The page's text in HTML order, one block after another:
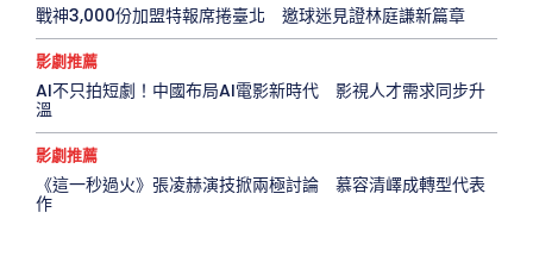
戰神3,000份加盟特報席捲臺北 邀球迷見證林庭謙新篇章
影劇推薦
AI不只拍短劇！中國布局AI電影新時代 影視人才需求同步升
溫
影劇推薦
《這一秒過火》張凌赫演技掀兩極討論 慕容清嶧成轉型代表
作